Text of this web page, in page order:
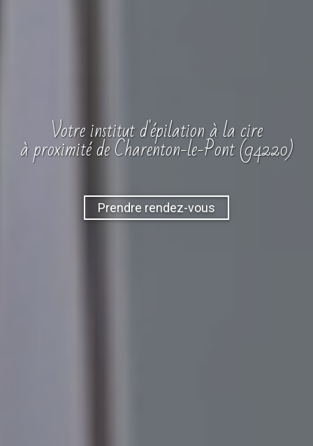
Votreinstitutd'épilation à la cire
à proximité de Charenton-le-Pont (94220)
Prendre rendez-vous